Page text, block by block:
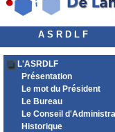
A S R D L F
L'ASRDLF
Présentation
Le mot du Président
Le Bureau
Le Conseil
Historique